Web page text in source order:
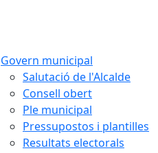
Govern municipal
Salutació de l'Alcalde
Consell obert
Ple municipal
Pressupostos i plantilles
Resultats electorals